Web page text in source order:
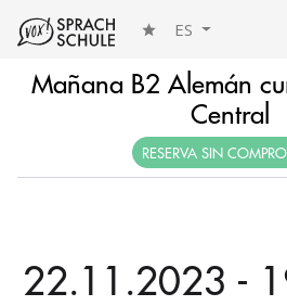
ES
Mañana B2 Alemán
Central
RESERVA SIN
22.11.2023 -